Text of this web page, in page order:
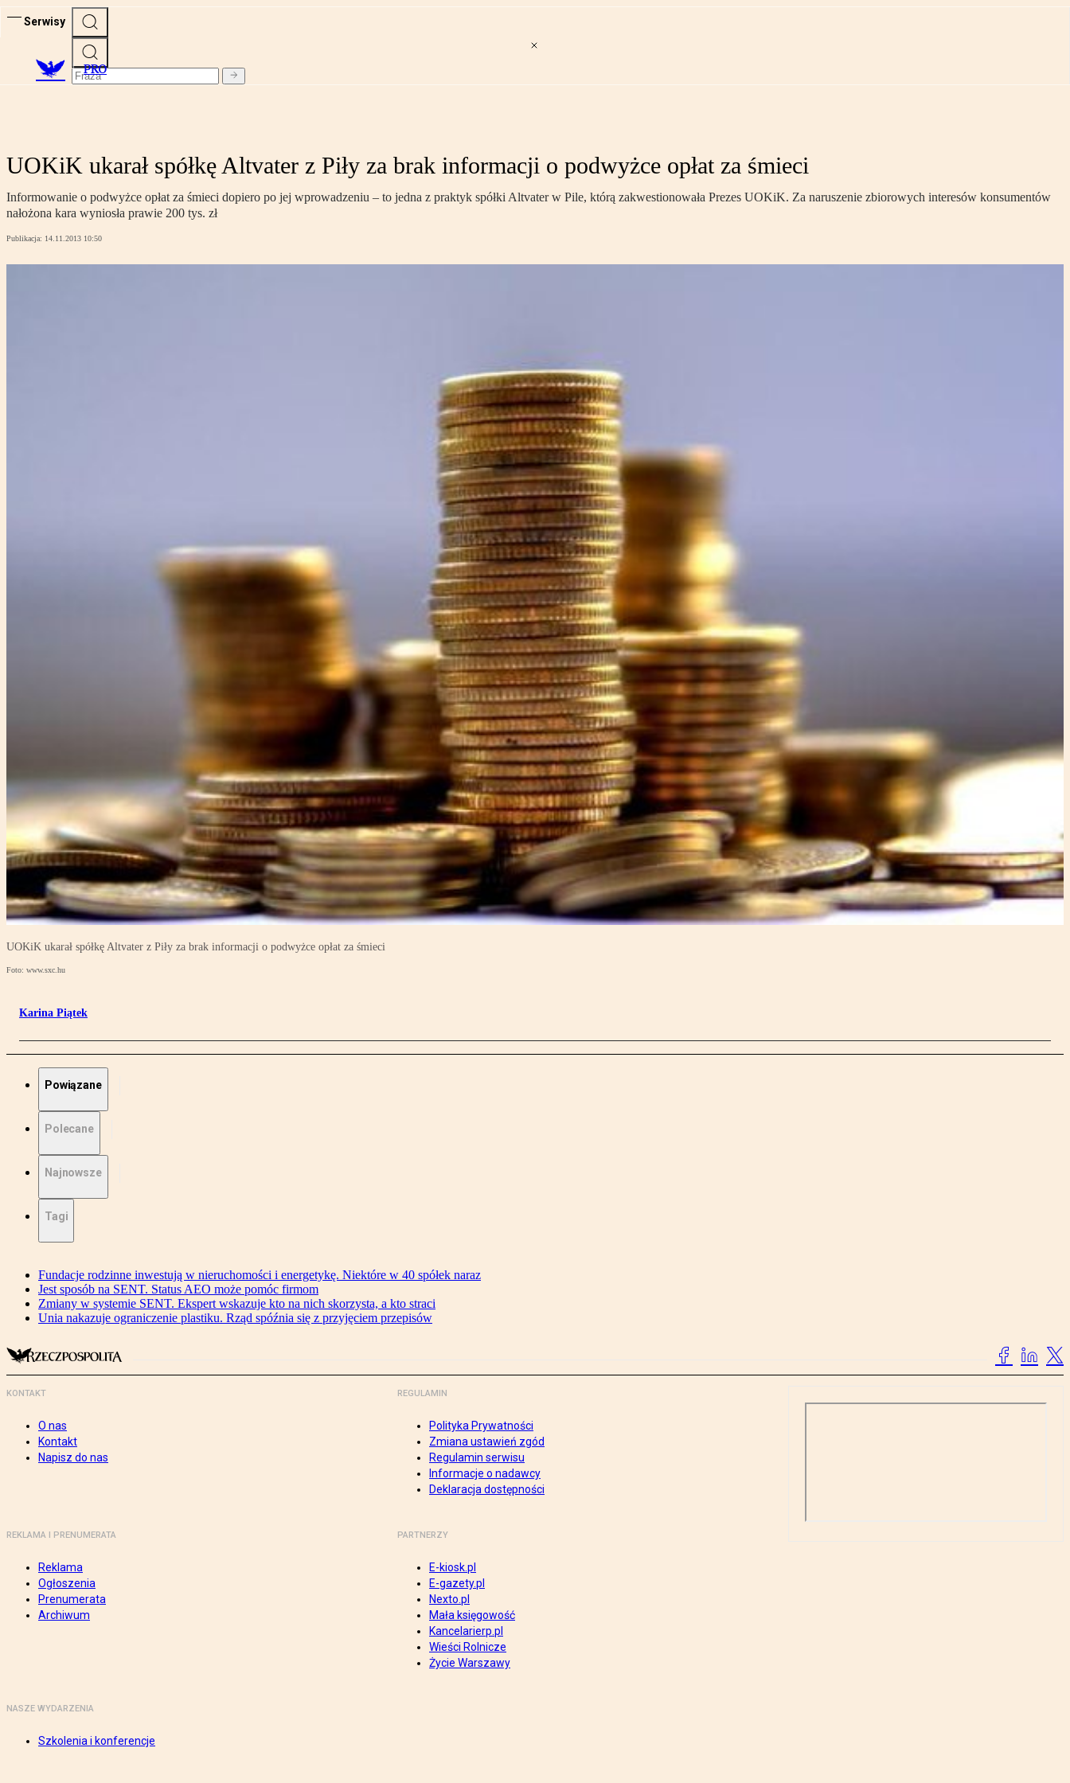
Serwisy
PRO
UOKiK ukarał spółkę Altvater z Piły za brak informacji o podwyżce opłat za śmieci
Informowanie o podwyżce opłat za śmieci dopiero po jej wprowadzeniu – to jedna z praktyk spółki Altvater w Pile, którą zakwestionowała Prezes UOKiK. Za naruszenie zbiorowych interesów konsumentów
nałożona kara wyniosła prawie 200 tys. zł
Publikacja: 14.11.2013 10:50
UOKiK ukarał spółkę Altvater z Piły za brak informacji o podwyżce opłat za śmieci
Foto: www.sxc.hu
Karina Piątek
Powiązane
Polecane
Najnowsze
Tagi
Fundacje rodzinne inwestują w nieruchomości i energetykę. Niektóre w 40 spółek naraz
Jest sposób na SENT. Status AEO może pomóc firmom
Zmiany w systemie SENT. Ekspert wskazuje kto na nich skorzysta, a kto straci
Unia nakazuje ograniczenie plastiku. Rząd spóźnia się z przyjęciem przepisów
KONTAKT
O nas
Kontakt
Napisz do nas
REGULAMIN
Polityka Prywatności
Zmiana ustawień zgód
Regulamin serwisu
Informacje o nadawcy
Deklaracja dostępności
REKLAMA I PRENUMERATA
Reklama
Ogłoszenia
Prenumerata
Archiwum
PARTNERZY
E-kiosk.pl
E-gazety.pl
Nexto.pl
Mała księgowość
Kancelarierp.pl
Wieści Rolnicze
Życie Warszawy
NASZE WYDARZENIA
Szkolenia i konferencje